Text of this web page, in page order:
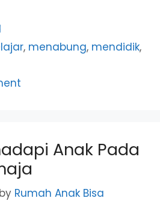
, menabung, mendidik,
Anak Pada
by Rumah Anak Bisa